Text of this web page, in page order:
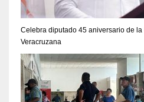
Celebra diputado 45 aniversario de
Veracruzana